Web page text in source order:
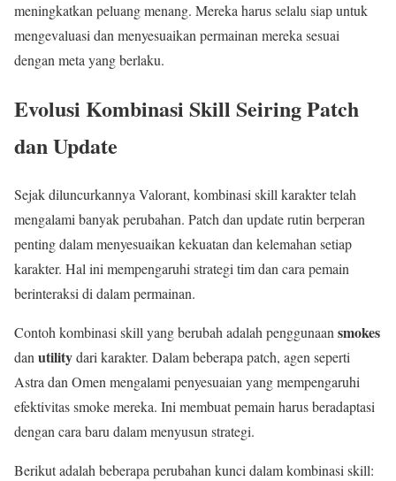
meningkatkan peluang menang. Mereka harus selalu siap untuk
mengevaluasi dan menyesuaikan permainan mereka sesuai
dengan meta yang berlaku.
Evolusi Kombinasi Skill Seiring Patch
dan Update
Sejak diluncurkannya Valorant, kombinasi skill karakter telah
mengalami banyak perubahan. Patch dan update rutin berperan
penting dalam menyesuaikan kekuatan dan kelemahan setiap
karakter. Hal ini mempengaruhi strategi tim dan cara pemain
berinteraksi di dalam permainan.
Contoh kombinasi skill yang berubah adalah penggunaan smokes
dan utilitydari karakter. Dalam beberapa patch, agen seperti
Astra dan Omen mengalami penyesuaian yang mempengaruhi
efektivitas smoke mereka. Ini membuat pemain harus beradaptasi
dengan cara baru dalam menyusun strategi.
Berikut adalah beberapa perubahan kunci dalam kombinasi skill: